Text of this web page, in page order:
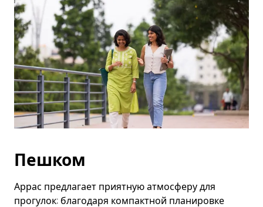
Пешком
Аррас предлагает приятную атмосферу для
прогулок: благодаря компактной планировке